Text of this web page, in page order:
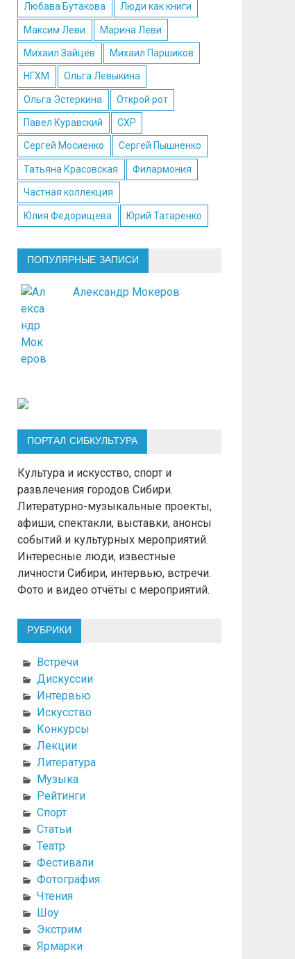
Любава Бутакова Люди как книги
Максим Леви Марина Леви
Михаил Зайцев Михаил Паршиков
НГХМ Ольга Левыкина
Ольга Эстеркина Открой рот
Павел Куравский СХР
Сергей Мосиенко Сергей Пышненко
Татьяна Красовская Филармония
Частная коллекция
Юлия Федорищева Юрий Татаренко
ПОПУЛЯРНЫЕ ЗАПИСИ
Александр Мокеров
ПОРТАЛ СИБКУЛЬТУРА
Культура и искусство, спорт и
развлечения городов Сибири.
Литературно-музыкальные проекты,
афиши, спектакли, выставки, анонсы
событий и культурных мероприятий.
Интересные люди, известные
личности Сибири, интервью, встречи.
Фото и видео отчёты с мероприятий.
РУБРИКИ
Встречи
Дискуссии
Интервью
Искусство
Конкурсы
Лекции
Литература
Музыка
Рейтинги
Спорт
Статьи
Театр
Фестивали
Фотография
Чтения
Шоу
Экстрим
Ярмарки